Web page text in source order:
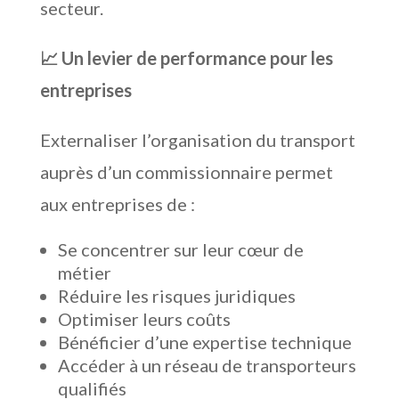
secteur.
📈 Un levier de performance pour les
entreprises
Externaliser l’organisation du transport
auprès d’un commissionnaire permet
aux entreprises de :
Se concentrer sur leur cœur de
métier
Réduire les risques juridiques
Optimiser leurs coûts
Bénéficier d’une expertise technique
Accéder à un réseau de transporteurs
qualifiés